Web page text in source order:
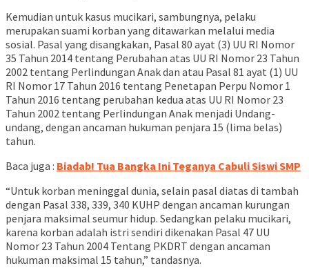
Kemudian untuk kasus mucikari, sambungnya, pelaku
merupakan suami korban yang ditawarkan melalui media
sosial. Pasal yang disangkakan, Pasal 80 ayat (3) UU RI Nomor
35 Tahun 2014 tentang Perubahan atas UU RI Nomor 23 Tahun
2002 tentang Perlindungan Anak dan atau Pasal 81 ayat (1) UU
RI Nomor 17 Tahun 2016 tentang Penetapan Perpu Nomor 1
Tahun 2016 tentang perubahan kedua atas UU RI Nomor 23
Tahun 2002 tentang Perlindungan Anak menjadi Undang-
undang, dengan ancaman hukuman penjara 15 (lima belas)
tahun.
Baca juga : Biadab! Tua Bangka Ini Teganya Cabuli Siswi SMP
“Untuk korban meninggal dunia, selain pasal diatas di tambah
dengan Pasal 338, 339, 340 KUHP dengan ancaman kurungan
penjara maksimal seumur hidup. Sedangkan pelaku mucikari,
karena korban adalah istri sendiri dikenakan Pasal 47 UU
Nomor 23 Tahun 2004 Tentang PKDRT dengan ancaman
hukuman maksimal 15 tahun,” tandasnya.